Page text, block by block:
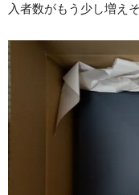
入者数がもう少し増え